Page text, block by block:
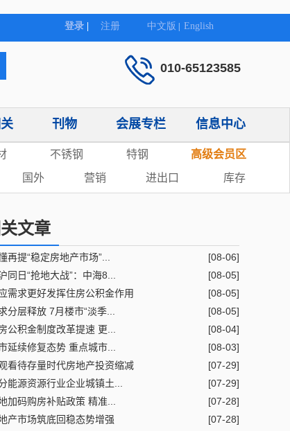
010-65123585
刊物 会展专栏 信息中心
不锈钢 特钢
高级会员区
国外 营销 进出口 库存
文章
再提“稳定房地产市场”...
[08-06]
同日“抢地大战”：中海8...
[08-05]
需求更好发挥住房公积金作用
[08-05]
分层释放 7月楼市“淡季...
[08-05]
公积金制度改革提速 更...
[08-04]
延续修复态势 重点城市...
[08-03]
看待存量时代房地产投资缩减
[07-29]
能源资源行业企业城镇土...
[07-29]
加码购房补贴政策 精准...
[07-28]
产市场筑底回稳态势增强
[07-28]